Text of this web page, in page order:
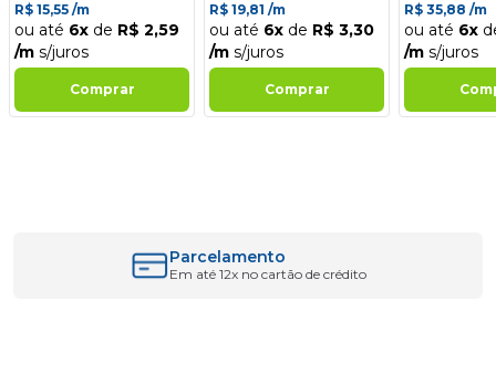
R$ 15,55 /m
ou até 6x de R$ 2,59
/m s/juros
Comprar
R$ 19,81 /m
ou até 6x de R$ 3,30
/m s/juros
Comprar
R$ 35,88 /m
ou até 6x
/m s/juros
Parcelamento
Em até 12x no cartão de crédito